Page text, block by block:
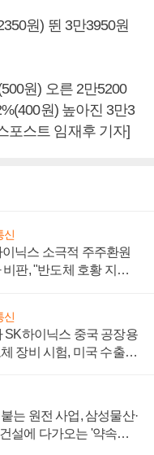
원) 뛴 3만3950원
원) 오른 2만5200
원) 높아진 3만3
포스트 임재후 기자]
신
닉스 소극적 주주환원
판, "반도체 호황 지속
신
SK하이닉스 중국 공장용
장비 시험, 미국 수출통
는 원전 사업, 삼성물산·
설에 다가오는 '약속의